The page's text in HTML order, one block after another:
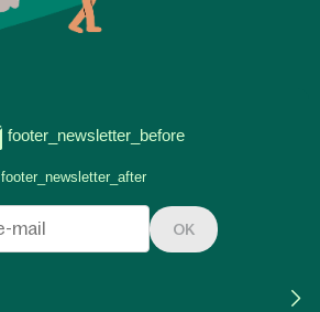
footer_newsletter_before
footer_newsletter_after
OK